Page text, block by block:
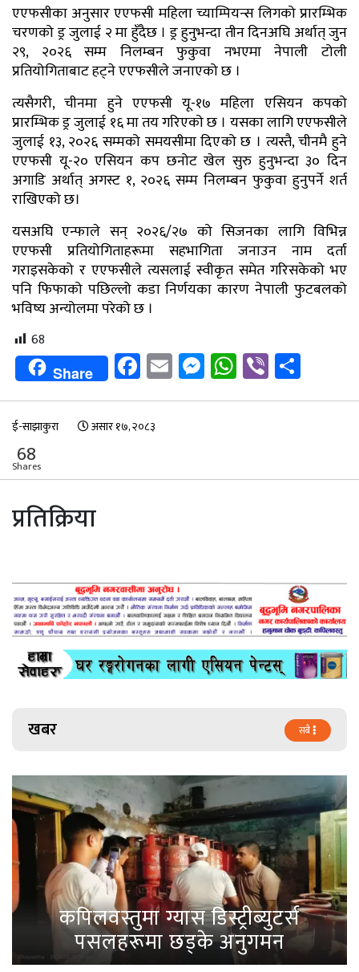
एएफसीका अनुसार एएफसी महिला च्याम्पियन्स लिगको प्रारम्भिक
चरणको ड्र जुलाई २ मा हुँदैछ । ड्र हुनुभन्दा तीन दिनअघि अर्थात् जुन
२९, २०२६ सम्म निलम्बन फुकुवा नभएमा नेपाली टोली
प्रतियोगिताबाट हट्ने एएफसीले जनाएको छ ।
त्यसैगरी, चीनमा हुने एएफसी यू-१७ महिला एसियन कपको
प्रारम्भिक ड्र जुलाई १६ मा तय गरिएको छ । यसका लागि एएफसीले
जुलाई १३, २०२६ सम्मको समयसीमा दिएको छ । त्यस्तै, चीनमै हुने
एएफसी यू-२० एसियन कप छनोट खेल सुरु हुनुभन्दा ३० दिन
अगाडि अर्थात् अगस्ट १, २०२६ सम्म निलम्बन फुकुवा हुनुपर्ने शर्त
राखिएको छ।
यसअघि एन्फाले सन् २०२६/२७ को सिजनका लागि विभिन्न
एएफसी प्रतियोगिताहरूमा सहभागिता जनाउन नाम दर्ता
गराइसकेको र एएफसीले त्यसलाई स्वीकृत समेत गरिसकेको भए
पनि फिफाको पछिल्लो कडा निर्णयका कारण नेपाली फुटबलको
भविष्य अन्योलमा परेको छ ।
68
Share Facebook
EmailMessenger
WhatsApp
Viber
ई-साझाकुरा असार १७, २०८३
68
Shares
प्रतिक्रिया
खबर सबै
कपिलवस्तुमा ग्यास डिस्ट्रीब्युटर्स
पसलहरूमा छड्के अनुगमन